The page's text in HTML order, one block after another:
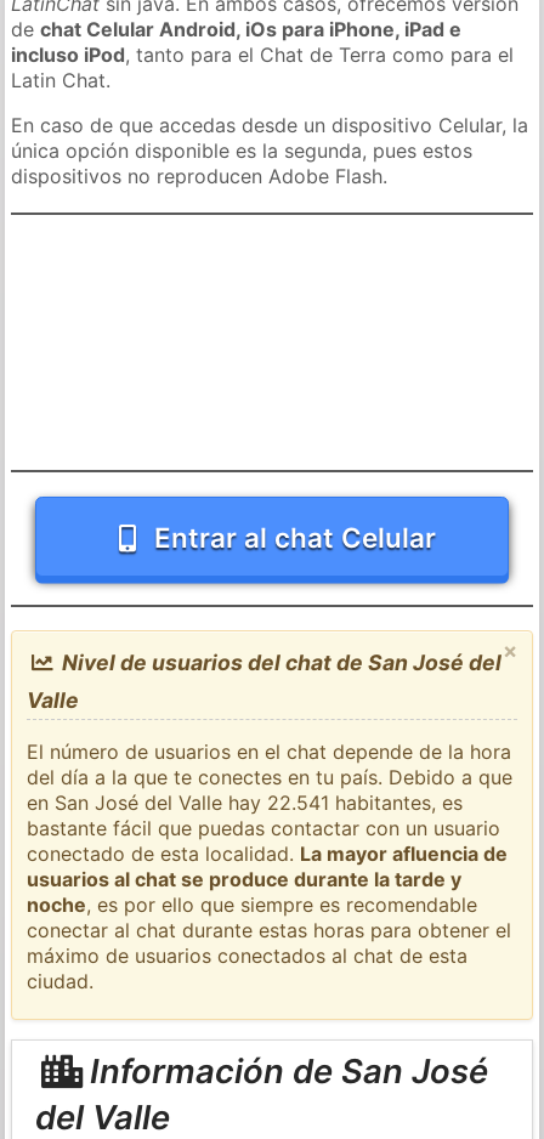
dechat Celular Android, iOs para iPhone, iPad e
incluso iPod, tanto para el Chat de Terra como para el
Latin Chat.
En caso de que accedas desde un dispositivo Celular, la
única opción disponible es la segunda, pues estos
dispositivos no reproducen Adobe Flash.
Entrar al chat Celular
×
Nivel de usuarios del chat de San José del
Valle
El número de usuarios en el chat depende de la hora
del día a la que te conectes en tu país. Debido a que
en San José del Valle hay 22.541 habitantes, es
bastante fácil que puedas contactar con un usuario
conectado de esta localidad. La mayor afluencia de
usuarios al chat se produce durante la tarde y
noche, es por ello que siempre es recomendable
conectar al chat durante estas horas para obtener el
máximo de usuarios conectados al chat de esta
ciudad.
Información de San José
del Valle